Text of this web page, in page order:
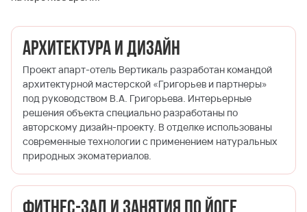
Архитектура и дизайн
Проект апарт-отель Вертикаль разработан командой
архитектурной мастерской «Григорьев и партнеры»
под руководством В.А. Григорьева. Интерьерные
решения объекта специально разработаны по
авторскому дизайн-проекту. В отделке использованы
современные технологии с применением натуральных
природных экоматериалов.